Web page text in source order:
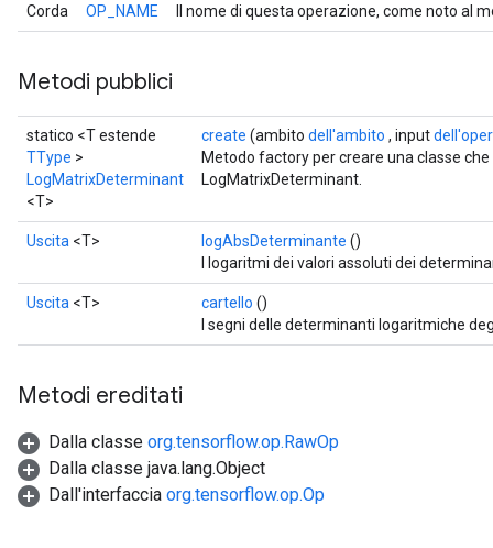
Corda OP_NAME Il nome di questa operazione, come noto al
Metodi pubblici
statico <T estende
TType >
LogMatrixDeterminant
<T>
create (ambito dell'ambito , input
Metodo factory per creare una classe
LogMatrixDeterminant.
Uscita <T> logAbsDeterminante ()
I logaritmi dei valori assoluti dei
Uscita <T> cartello ()
I segni delle determinanti logaritmiche
Metodi ereditati
Dalla classe org.tensorflow.op.RawOp
Dalla classe java.lang.Object
Dall'interfaccia org.tensorflow.op.Op